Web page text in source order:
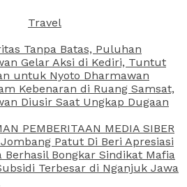
Travel
Tanpa Batas, Puluhan
Gelar Aksi di Kediri, Tuntut
untuk Nyoto Dharmawan
Kebenaran di Ruang Samsat,
Diusir Saat Ungkap Dugaan
PEMBERITAAN MEDIA SIBER
Patut Di Beri Apresiasi
Berhasil Bongkar Sindikat Mafia
Terbesar di Nganjuk Jawa